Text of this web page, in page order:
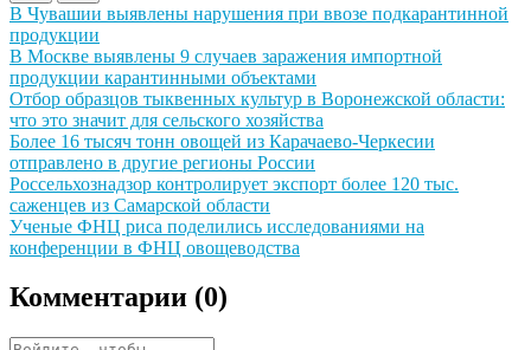
Иллюстрация новости
В Чувашии выявлены нарушения при ввозе подкарантинной
продукции
Иллюстрация новости
В Москве выявлены 9 случаев заражения импортной
продукции карантинными объектами
Иллюстрация новости
Отбор образцов тыквенных культур в Воронежской области:
что это значит для сельского хозяйства
Иллюстрация новости
Более 16 тысяч тонн овощей из Карачаево-Черкесии
отправлено в другие регионы России
Иллюстрация новости
Россельхознадзор контролирует экспорт более 120 тыс.
саженцев из Самарской области
Иллюстрация новости
Ученые ФНЦ риса поделились исследованиями на
конференции в ФНЦ овощеводства
Комментарии (0)